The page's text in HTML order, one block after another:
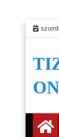
Skip
to